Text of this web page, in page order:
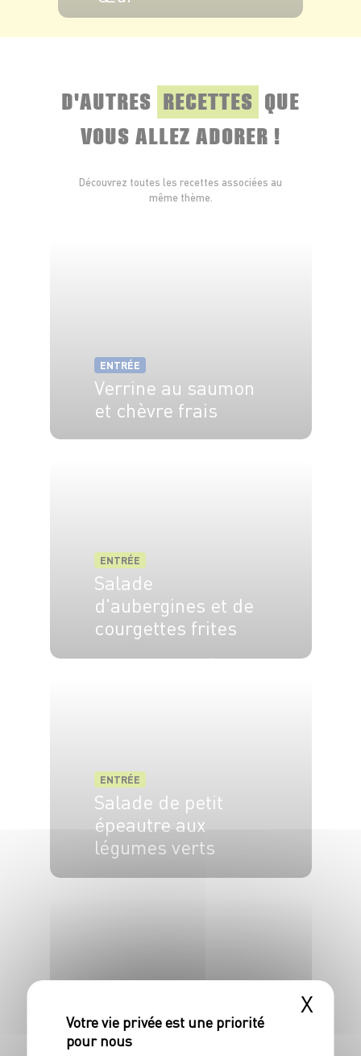
D'AUTRES RECETTES QUE
VOUS ALLEZ ADORER !
Découvrez toutes les recettes associées au
même thème.
ENTRÉE
Verrine au saumon
et chèvre frais
ENTRÉE
Salade
d'aubergines et de
courgettes frites
ENTRÉE
Salade de petit
épeautre aux
légumes verts
ENTRÉE
X